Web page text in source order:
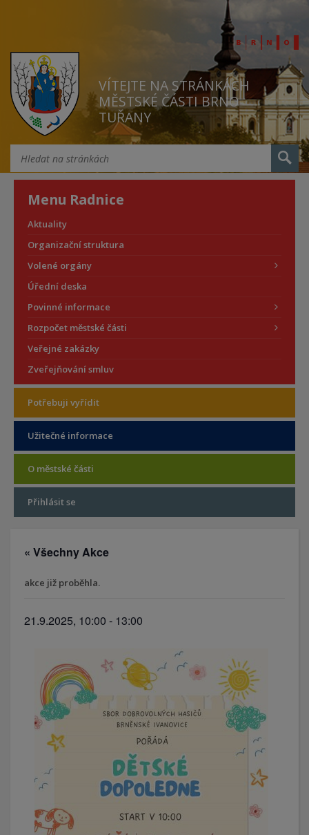
VÍTEJTE NA STRÁNKÁCH
MĚSTSKÉ ČÁSTI BRNO
TUŘANY
Menu Radnice
Aktuality
Organizační struktura
Volené orgány
Úřední deska
Povinné informace
Rozpočet městské části
Veřejné zakázky
Zveřejňování smluv
Potřebuji vyřídit
Užitečné informace
O městské části
Přihlásit se
« Všechny Akce
akce již proběhla.
21.9.2025, 10:00 - 13:00